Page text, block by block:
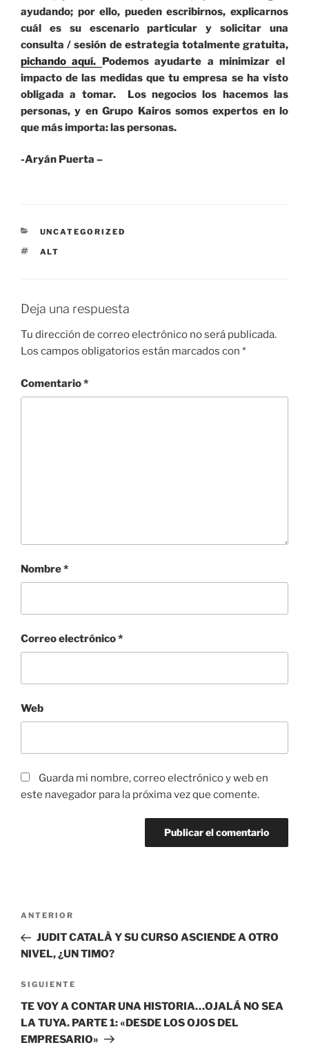
ayudando; por ello, pueden escribirnos, explicarnos
cuál es su escenario particular y solicitar una
consulta / sesión de estrategia totalmente gratuita,
pichando aquí. Podemos ayudarte a minimizar el
impacto de las medidas que tu empresa se ha visto
obligada a tomar. Los negocios los hacemos las
personas, y en Grupo Kairos somos expertos en lo
que más importa: las personas.
-Aryán Puerta –
CATEGORÍAS
UNCATEGORIZED
ETIQUETAS
ALT
Deja una respuesta
Tu dirección de correo electrónico no será publicada.
Los campos obligatorios están marcados con *
Comentario*
Nombre*
Correo electrónico*
Web
Guarda mi nombre, correo electrónico y web en
este navegador para la próxima vez que comente.
Navegación
entradas
Entrada
anterior:
ANTERIOR
JUDIT CATALÀ Y SU CURSO ASCIENDE A OTRO
NIVEL, ¿UN TIMO?
Siguiente
entrada
SIGUIENTE
TE VOY A CONTAR UNA HISTORIA…OJALÁ NO SEA
LA TUYA. PARTE 1: «DESDE LOS OJOS DEL
EMPRESARIO»